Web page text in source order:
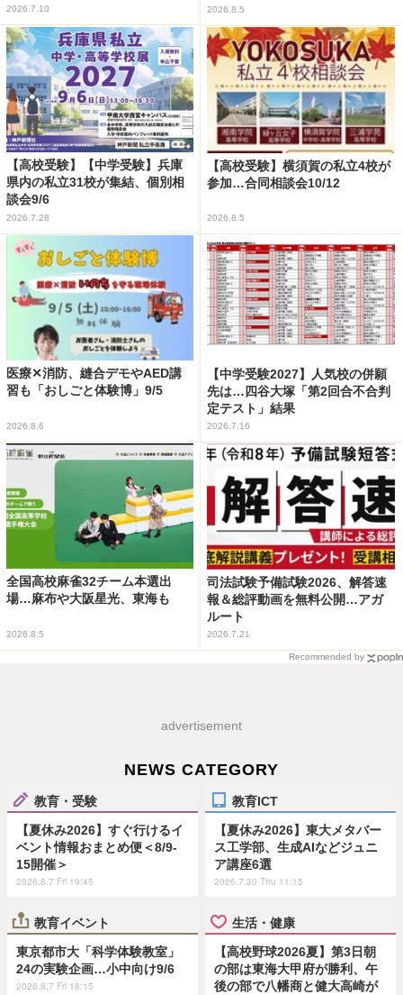
2026.7.10 2026.8.5
【高校受験】【中学受験】兵庫
県内の私立31校が集結、個別相
談会9/6
2026.7.28
【高校受験】横須賀の私立4校が
参加…合同相談会10/12
2026.8.5
医療✕消防、縫合デモやAED講
習も「おしごと体験博」9/5
2026.8.6
【中学受験2027】人気校の併願
先は…四谷大塚「第2回合不合判
定テスト」結果
2026.7.16
全国高校麻雀32チーム本選出
場…麻布や大阪星光、東海も
2026.8.5
司法試験予備試験2026、解答速
報＆総評動画を無料公開…アガ
ルート
2026.7.21
Recommended by
advertisement
NEWS CATEGORY
教育・受験
【夏休み2026】すぐ行けるイ
ベント情報おまとめ便＜8/9-
15開催＞
2026.8.7 Fri 19:45
教育ICT
【夏休み2026】東大メタバー
ス工学部、生成AIなどジュニ
ア講座6選
2026.7.30 Thu 11:15
教育イベント
東京都市大「科学体験教室」
24の実験企画…小中向け9/6
2026.8.7 Fri 18:15
生活・健康
【高校野球2026夏】第3日朝
の部は東海大甲府が勝利、午
後の部で八幡商と健大高崎が